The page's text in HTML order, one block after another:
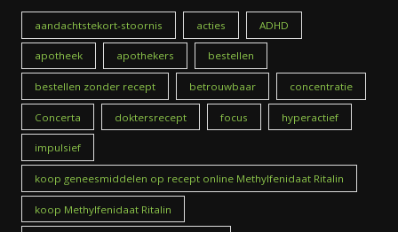
aandachtstekort-stoornis acties ADHD
apotheek apothekers bestellen
bestellen zonder recept betrouwbaar concentratie
Concerta doktersrecept focus hyperactief
impulsief
koop geneesmiddelen op recept online Methylfenidaat Ritalin
koop Methylfenidaat Ritalin